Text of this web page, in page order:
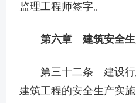
监理工程师签字。
第六章 建筑安全生
第三十二条 建设行
建筑工程的安全生产实